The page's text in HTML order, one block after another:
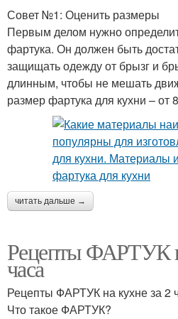
Совет №1: Оценить размеры
Первым делом нужно
фартука. Он должен быть
защищать одежду от брызг и
длинным, чтобы не мешать
размер фартука для кухни – от
читать дальше →
Рецепты ФАРТУК
часа
Рецепты ФАРТУК на кухне за 2
Что такое ФАРТУК?